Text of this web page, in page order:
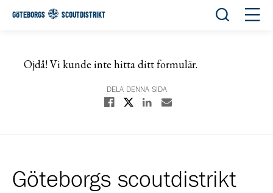
GÖTEBORGS SCOUTDISTRIKT Öppna
Ojdå! Vi kunde inte hitta ditt formulär.
DELA DENNA SIDA
Dela på Facebook
Dela på XDela på Linkedin
Dela med E-post
Göteborgs scoutdistrikt